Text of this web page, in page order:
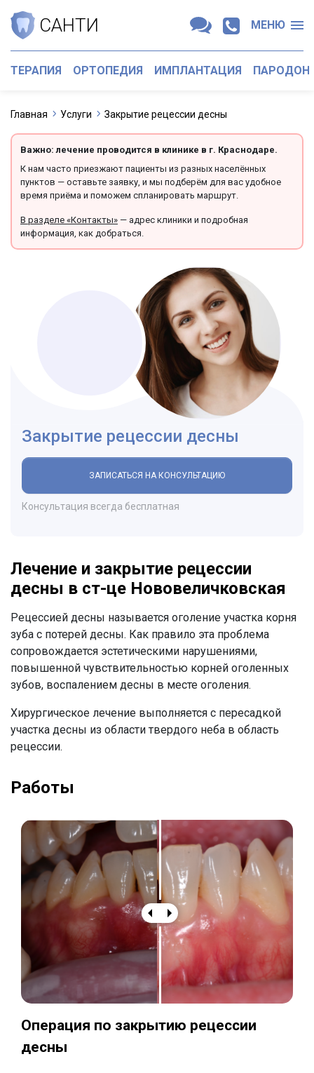
САНТИ МЕНЮ
ТЕРАПИЯ ОРТОПЕДИЯ ИМПЛАНТАЦИЯ
Главная Услуги Закрытие рецессии десны
Важно: лечение проводится в клинике в г. Краснодаре.
К нам часто приезжают пациенты из разных населённых
пунктов — оставьте заявку, и мы подберём для вас удобное
время приёма и поможем спланировать маршрут.
В разделе «Контакты» — адрес клиники и подробная
информация, как добраться.
Закрытие рецессии десны
ЗАПИСАТЬСЯ НА КОНСУЛЬТАЦИЮ
Консультация всегда бесплатная
Лечение и закрытие рецессии
десны в ст-це Нововеличковская
Рецессией десны называется оголение участка корня
зуба с потерей десны. Как правило эта проблема
сопровождается эстетическими нарушениями,
повышенной чувствительностью корней оголенных
зубов, воспалением десны в месте оголения.
Хирургическое лечение выполняется с пересадкой
участка десны из области твердого неба в область
рецессии.
Работы
Операция по закрытию рецессии
десны